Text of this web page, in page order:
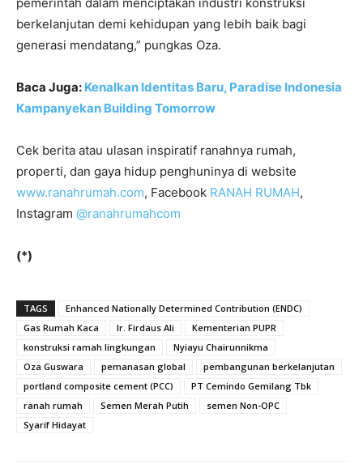
berkelanjutan demi kehidupan yang lebih baik bagi
generasi mendatang,” pungkas Oza.
Baca Juga: Kenalkan Identitas Baru, Paradise Indonesia
Kampanyekan Building Tomorrow
Cek berita atau ulasan inspiratif ranahnya rumah,
properti, dan gaya hidup penghuninya di website
www.ranahrumah.com, Facebook RANAH RUMAH,
Instagram @ranahrumahcom
(*)
TAGS
Enhanced Nationally Determined Contribution (ENDC)
Gas Rumah Kaca
Ir. Firdaus Ali
Kementerian PUPR
konstruksi ramah lingkungan
Nyiayu Chairunnikma
Oza Guswara
pemanasan global
pembangunan berkelanjutan
portland composite cement (PCC)
PT Cemindo Gemilang Tbk
ranah rumah
Semen Merah Putih
semen Non-OPC
Syarif Hidayat